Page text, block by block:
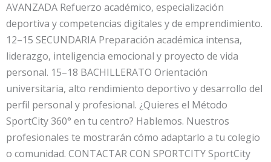
AVANZADA Refuerzo académico, especialización
deportiva y competencias digitales y de emprendimiento.
12–15 SECUNDARIA Preparación académica intensa,
liderazgo, inteligencia emocional y proyecto de vida
personal. 15–18 BACHILLERATO Orientación
universitaria, alto rendimiento deportivo y desarrollo del
perfil personal y profesional. ¿Quieres el Método
SportCity 360° en tu centro? Hablemos. Nuestros
profesionales te mostrarán cómo adaptarlo a tu colegio
o comunidad. CONTACTAR CON SPORTCITY SportCity